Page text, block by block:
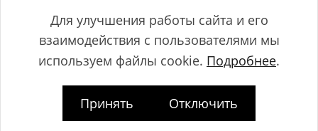
Для улучшения работы сайта и его
взаимодействия с пользователями мы
используем файлы cookie. Подробнее.
Принять Отключить